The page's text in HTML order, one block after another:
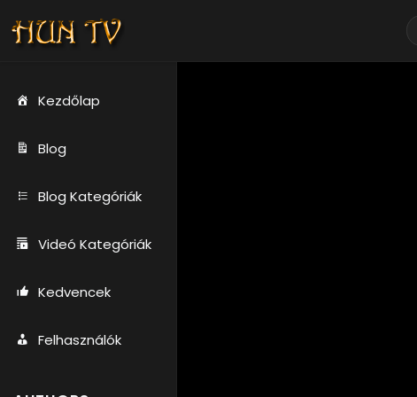
Kezdőlap
Blog
Blog Kategóriák
Videó Kategóriák
Kedvencek
Felhasználók